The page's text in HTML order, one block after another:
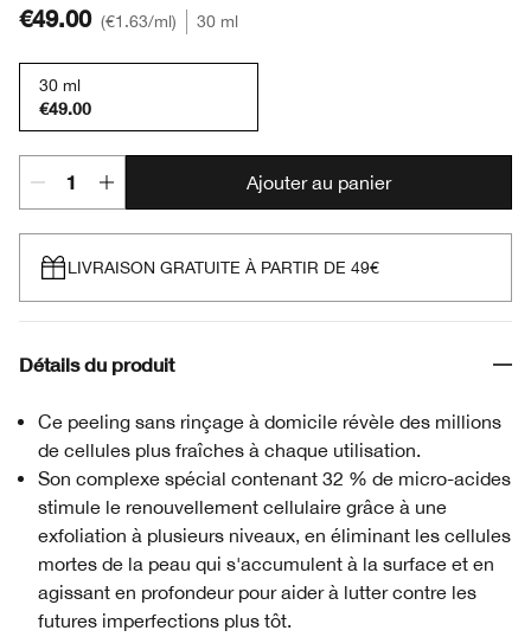
€49.00 €1.63/ml 30 ml
30 ml
€49.00
Ajouter au panier
LIVRAISON GRATUITE À PARTIR DE 49€
Détails du produit
Ce peeling sans rinçage à domicile révèle des millions
de cellules plus fraîches à chaque utilisation.
Son complexe spécial contenant 32 % de micro-acides
stimule le renouvellement cellulaire grâce à une
exfoliation à plusieurs niveaux, en éliminant les cellules
mortes de la peau qui s'accumulent à la surface et en
agissant en profondeur pour aider à lutter contre les
futures imperfections plus tôt.